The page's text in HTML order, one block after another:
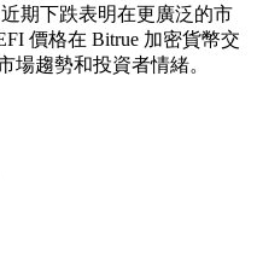
約
期下跌表明在更廣泛的市
價格在 Bitrue 加密貨幣交
場趨勢和投資者情緒。